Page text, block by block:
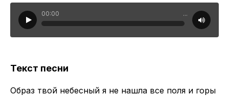
00:00 ...
Текст песни
Образ твой небесный я не нашла все поля и горы